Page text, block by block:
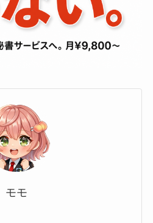
モモ